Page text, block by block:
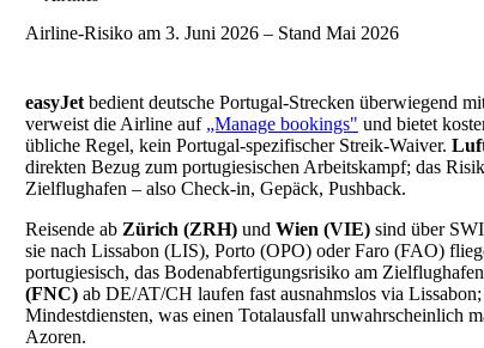
Airline-Risiko am 3. Juni 2026 – Stand Mai 2026
easyJet bedient deutsche Portugal-Strecken überwiegend
verweist die Airline auf „Manage bookings" und bietet
übliche Regel, kein Portugal-spezifischer Streik-Waiver.
direkten Bezug zum portugiesischen Arbeitskampf; das
Zielflughafen – also Check-in, Gepäck, Pushback.
Reisende ab Zürich (ZRH) und Wien (VIE) sind über
sie nach Lissabon (LIS), Porto (OPO) oder Faro (FAO)
portugiesisch, das Bodenabfertigungsrisiko am
(FNC) ab DE/AT/CH laufen fast ausnahmslos via
Mindestdiensten, was einen Totalausfall unwahrscheinlich
Azoren.